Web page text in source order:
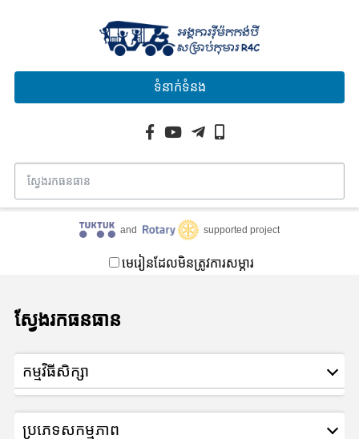
ទំនាក់ទំនង
and supported project
មេរៀនដែលមិនត្រូវការសម្ភារ
ស្វែងរកធនធាន
កម្មវិធីសិក្សា
ប្រភេទសកម្មភាព